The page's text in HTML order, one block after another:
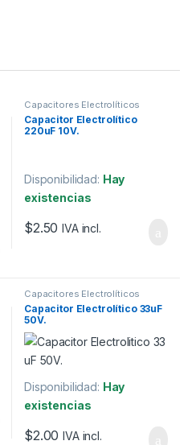
Capacitores Electrolíticos
Capacitor Electrolítico
220uF 10V.
Disponibilidad: Hay
existencias
$2.50 IVA incl.
Capacitores Electrolíticos
Capacitor Electrolítico 33uF
50V.
Disponibilidad: Hay
existencias
$2.00 IVA incl.